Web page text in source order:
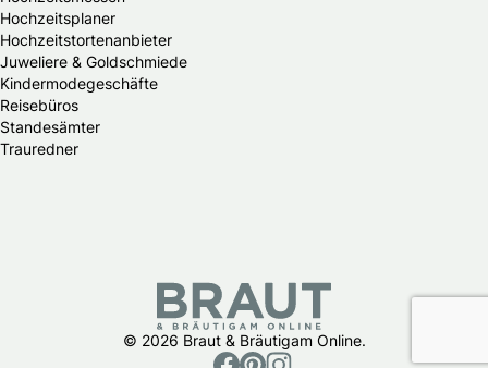
Hochzeitsplaner
Hochzeitstortenanbieter
Juweliere & Goldschmiede
Kindermodegeschäfte
Reisebüros
Standesämter
Trauredner
© 2026 Braut & Bräutigam Online.